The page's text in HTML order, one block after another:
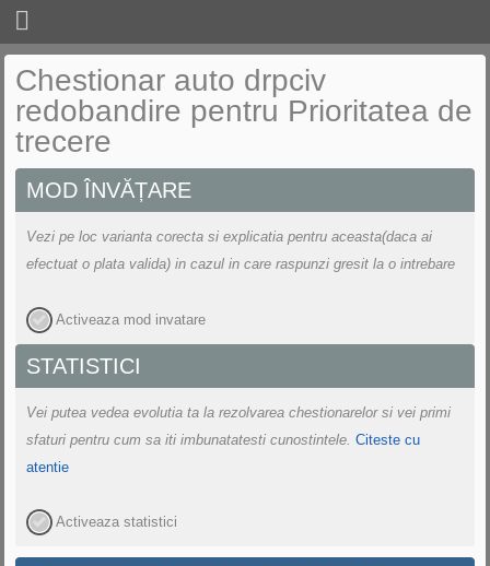
CHESTIONARE
LEGISLATIE
CURSURI
UTILE
SCOLI DE SOFERI
Chestionar auto drpciv
redobandire pentru Prioritatea de
trecere
MOD ÎNVĂȚARE
Vezi pe loc varianta corecta si explicatia pentru aceasta(daca ai
efectuat o plata valida) in cazul in care raspunzi gresit la o intrebare
Activeaza mod invatare
STATISTICI
Vei putea vedea evolutia ta la rezolvarea chestionarelor si vei primi
sfaturi pentru cum sa iti imbunatatesti cunostintele. Citeste cu
atentie
Activeaza statistici